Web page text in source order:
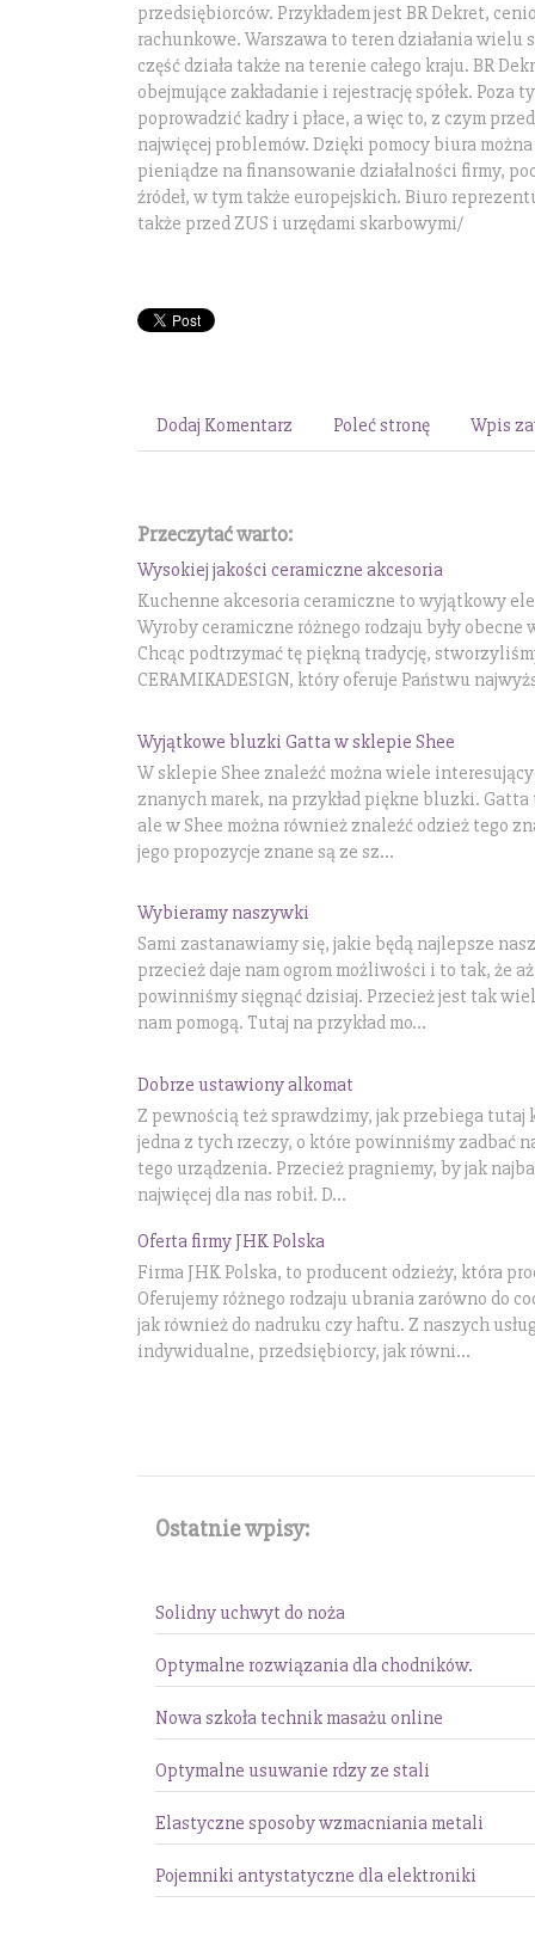
przedsiębiorców. Przykładem jest BR Dekret,
rachunkowe. Warszawa to teren działania wielu
część działa także na terenie całego kraju. BR
obejmujące zakładanie i rejestrację spółek. Poza
poprowadzić kadry i płace, a więc to, z czym
najwięcej problemów. Dzięki pomocy biura
pieniądze na finansowanie działalności firmy,
źródeł, w tym także europejskich. Biuro
także przed ZUS i urzędami skarbowymi/
Dodaj Komentarz Poleć stronę Wpis
Przeczytać warto:
Wysokiej jakości ceramiczne akcesoria
Kuchenne akcesoria ceramiczne to wyjątkowy
Wyroby ceramiczne różnego rodzaju były
Chcąc podtrzymać tę piękną tradycję,
CERAMIKADESIGN, który oferuje Państwu
Wyjątkowe bluzki Gatta w sklepie Shee
W sklepie Shee znaleźć można wiele
znanych marek, na przykład piękne bluzki.
ale w Shee można również znaleźć odzież tego
jego propozycje znane są ze sz...
Wybieramy naszywki
Sami zastanawiamy się, jakie będą najlepsze
przecież daje nam ogrom możliwości i to tak, że
powinniśmy sięgnąć dzisiaj. Przecież jest tak
nam pomogą. Tutaj na przykład mo...
Dobrze ustawiony alkomat
Z pewnością też sprawdzimy, jak przebiega
jedna z tych rzeczy, o które powinniśmy zadbać
tego urządzenia. Przecież pragniemy, by jak
najwięcej dla nas robił. D...
Oferta firmy JHK Polska
Firma JHK Polska, to producent odzieży, która
Oferujemy różnego rodzaju ubrania zarówno do
jak również do nadruku czy haftu. Z naszych
indywidualne, przedsiębiorcy, jak równi...
Ostatnie wpisy:
Solidny uchwyt do noża
Optymalne rozwiązania dla chodników.
Nowa szkoła technik masażu online
Optymalne usuwanie rdzy ze stali
Elastyczne sposoby wzmacniania metali
Pojemniki antystatyczne dla elektroniki